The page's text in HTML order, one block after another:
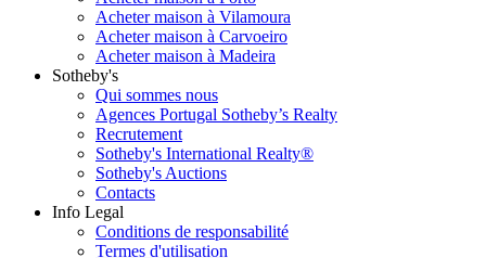
Acheter maison à Vilamoura
Acheter maison à Carvoeiro
Acheter maison à Madeira
Sotheby's
Qui sommes nous
Agences Portugal Sotheby’s Realty
Recrutement
Sotheby's International Realty®
Sotheby's Auctions
Contacts
Info Legal
Conditions de responsabilité
Termes d'utilisation